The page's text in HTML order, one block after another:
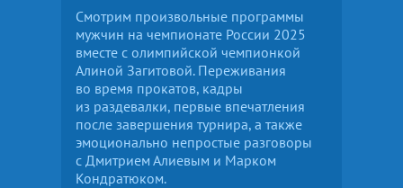
Смотрим произвольные программы
мужчин на чемпионате России 2025
вместе с олимпийской чемпионкой
Алиной Загитовой. Переживания
во время прокатов, кадры
из раздевалки, первые впечатления
после завершения турнира, а также
эмоционально непростые разговоры
с Дмитрием Алиевым и Марком
Кондратюком.